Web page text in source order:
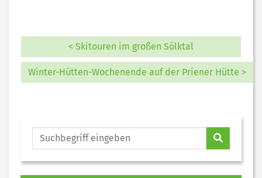
< Skitouren im großen Sölktal
Winter-Hütten-Wochenende auf der Priener Hütte >